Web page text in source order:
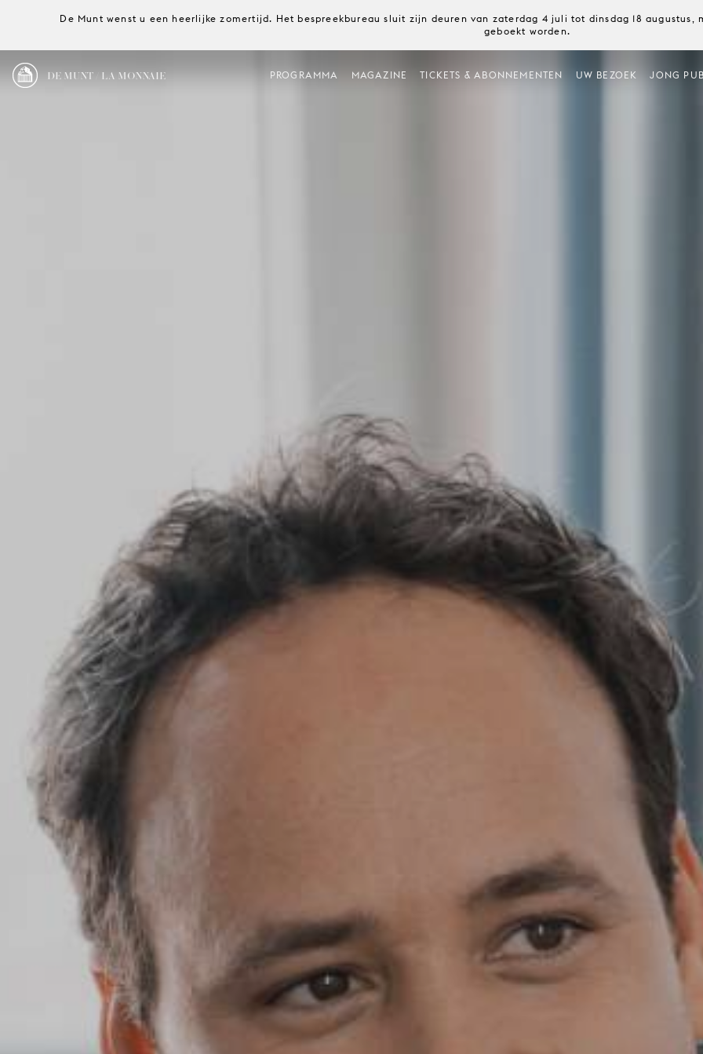
De Munt wenst u een heerlijke zomertijd. Het bespreekbureau sluit zijn deuren van zaterdag 4 juli tot dinsdag 18
geboekt worden.
DE MUNT / LA MONNAIE PROGRAMMA MAGAZINE TICKETS & ABONNEMENTEN UW BEZOEK JONG